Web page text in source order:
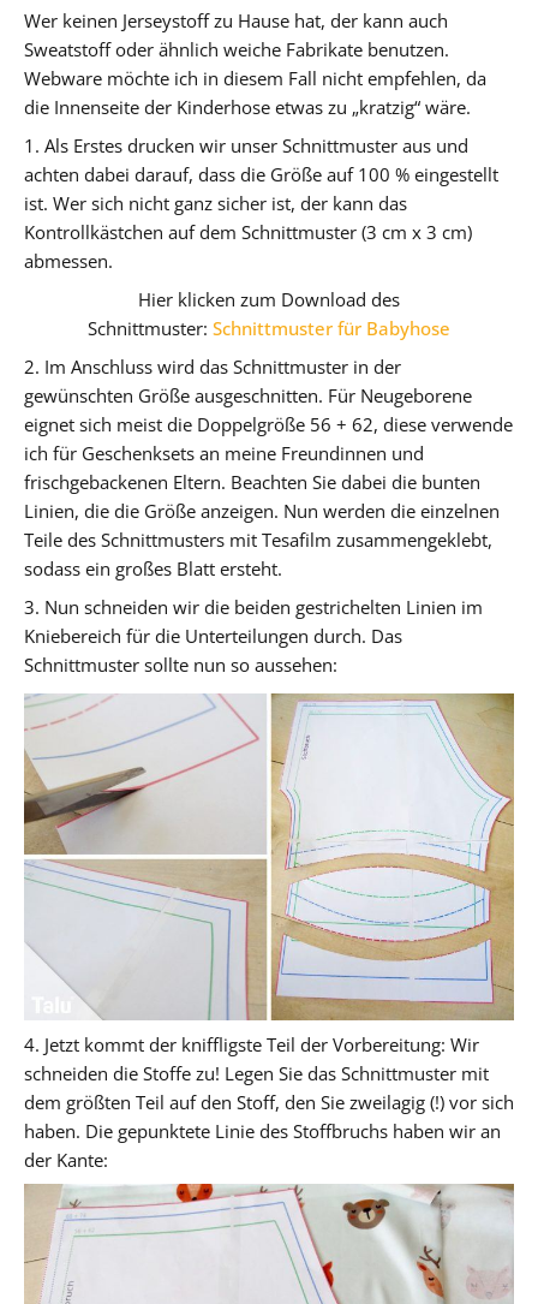
Wer keinen Jerseystoff zu Hause hat, der kann auch
Sweatstoff oder ähnlich weiche Fabrikate benutzen.
Webware möchte ich in diesem Fall nicht empfehlen, da
die Innenseite der Kinderhose etwas zu „kratzig“ wäre.
1. Als Erstes drucken wir unser Schnittmuster aus und
achten dabei darauf, dass die Größe auf 100 % eingestellt
ist. Wer sich nicht ganz sicher ist, der kann das
Kontrollkästchen auf dem Schnittmuster (3 cm x 3 cm)
abmessen.
Hier klicken zum Download des
Schnittmuster: Schnittmuster für Babyhose
2. Im Anschluss wird das Schnittmuster in der
gewünschten Größe ausgeschnitten. Für Neugeborene
eignet sich meist die Doppelgröße 56 + 62, diese verwende
ich für Geschenksets an meine Freundinnen und
frischgebackenen Eltern. Beachten Sie dabei die bunten
Linien, die die Größe anzeigen. Nun werden die einzelnen
Teile des Schnittmusters mit Tesafilm zusammengeklebt,
sodass ein großes Blatt ersteht.
3. Nun schneiden wir die beiden gestrichelten Linien im
Kniebereich für die Unterteilungen durch. Das
Schnittmuster sollte nun so aussehen:
4. Jetzt kommt der kniffligste Teil der Vorbereitung: Wir
schneiden die Stoffe zu! Legen Sie das Schnittmuster mit
dem größten Teil auf den Stoff, den Sie zweilagig (!) vor sich
haben. Die gepunktete Linie des Stoffbruchs haben wir an
der Kante: